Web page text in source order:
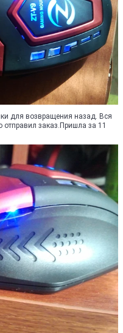
для возвращения назад. Вся
отправил заказ.Пришла за 11